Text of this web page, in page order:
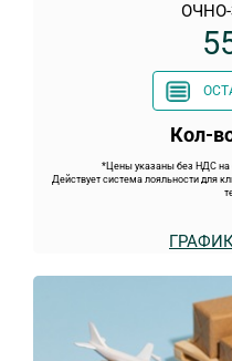
Кол-
*Цены указаны без НДС на
Действует система лояльности для